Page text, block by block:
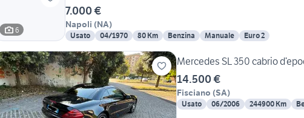
6
7.000 €
Napoli (NA)
Usato 04/1970 80 Km Benzina Manuale Euro 2
Mercedes SL 350 cabrio
14.500 €
Fisciano (SA)
Usato 06/2006 244900 Km